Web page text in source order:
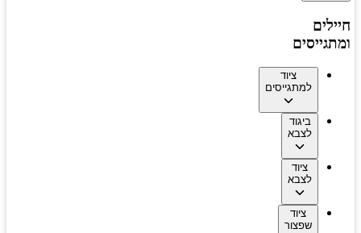
חיילים
ומתגייסים
ציוד
למתגייסים
ביגוד
לצבא
ציוד
לצבא
ציוד
שפצור